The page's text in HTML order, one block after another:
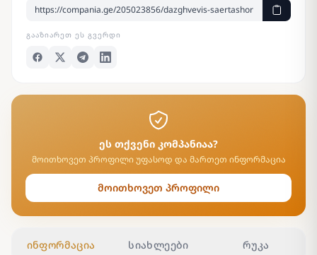
ᲒᲐᲐᲖᲘᲐᲠᲔᲗ ᲔᲡ ᲒᲕᲔᲠᲓᲘ
ეს თქვენი კომპანიაა?
მოითხოვეთ პროფილი უფასოდ და მართეთ ინფორმაცია
მოითხოვეთ პროფილი
ინფორმაცია სიახლეები რუკა